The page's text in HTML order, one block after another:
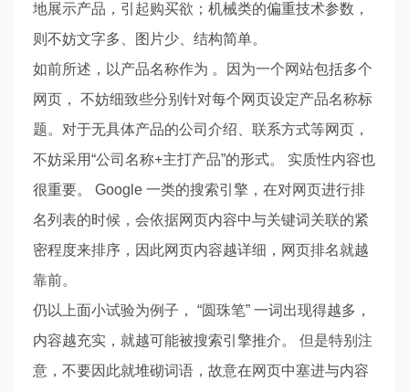
地展示产品，引起购买欲；机械类的偏重技术参数，
则不妨文字多、图片少、结构简单。
如前所述，以产品名称作为 。因为一个网站包括多个
网页， 不妨细致些分别针对每个网页设定产品名称标
题。对于无具体产品的公司介绍、联系方式等网页，
不妨采用“公司名称+主打产品”的形式。 实质性内容也
很重要。 Google 一类的搜索引擎，在对网页进行排
名列表的时候，会依据网页内容中与关键词关联的紧
密程度来排序，因此网页内容越详细，网页排名就越
靠前。
仍以上面小试验为例子， “圆珠笔” 一词出现得越多，
内容越充实，就越可能被搜索引擎推介。 但是特别注
意，不要因此就堆砌词语，故意在网页中塞进与内容